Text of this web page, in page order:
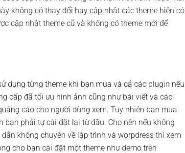
không có thay đổi hay cập nhật các theme hiện có
cập nhật theme cũ và không có theme mới để
dụng từng theme khi bạn mua và cả các plugin nếu
cấp đã tối ưu hình ảnh cũng như bài viết và các
cáo cho người dùng xem. Tuy nhiên bạn mua
phải tự cài đặt lại từ đầu. Cho nên nếu không
không chuyên về lập trình và worpdress thì xem
cho bạn cài đặt một theme như demo trên